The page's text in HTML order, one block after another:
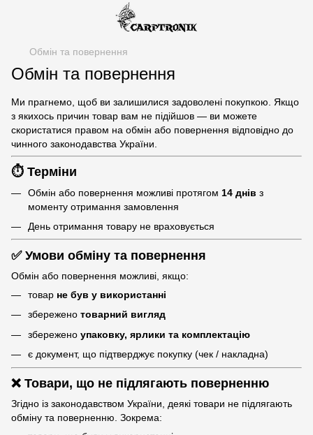
Обмін та повернення
Обмін та повернення
Ми прагнемо, щоб ви залишилися задоволені покупкою. Якщо
з якихось причин товар вам не підійшов — ви можете
скористатися правом на обмін або повернення відповідно до
чинного законодавства України.
⏱ Терміни
Обмін або повернення можливі протягом 14 днів з
моменту отримання замовлення
День отримання товару не враховується
✅ Умови обміну та повернення
Обмін або повернення можливі, якщо:
товар не був у використанні
збережено товарний вигляд
збережено упаковку, ярлики та комплектацію
є документ, що підтверджує покупку (чек / накладна)
❌ Товари, що не підлягають поверненню
Згідно із законодавством України, деякі товари не підлягають
обміну та поверненню. Зокрема: